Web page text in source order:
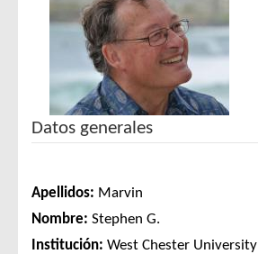
Datos generales
Apellidos: Marvin
Nombre: Stephen G.
Institución: West Chester University